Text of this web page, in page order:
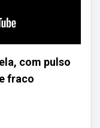
com pulso
fraco